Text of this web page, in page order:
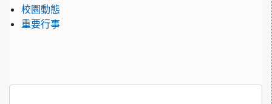
校園動態
重要行事